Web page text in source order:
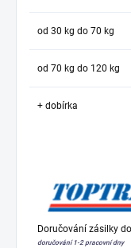
od 30 kg do 70 kg
od 70 kg do 120 kg
+ dobírka
Doručování zásilky
doručování 1-2 pracovní dny